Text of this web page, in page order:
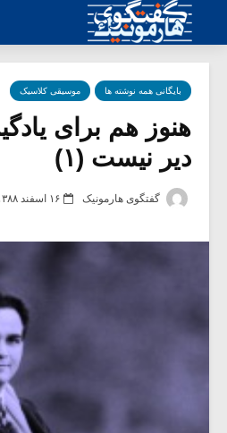
بایگانی همه نوشته ها موسیقی کلاسیک
هنوز هم برای
دیر نیست (۱)
گفتگوی هارمونیک ۱۶ اسفند ۱۳۸۸